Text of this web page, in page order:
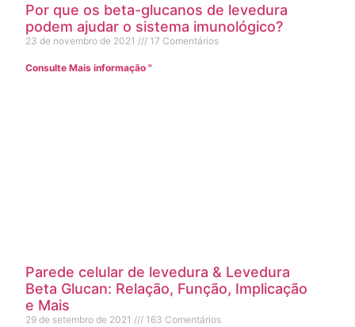
Por que os beta-glucanos de levedura
podem ajudar o sistema imunológico?
23 de novembro de 2021 17 Comentários
Consulte Mais informação "
Parede celular de levedura & Levedura
Beta Glucan: Relação, Função, Implicação
e Mais
29 de setembro de 2021 163 Comentários